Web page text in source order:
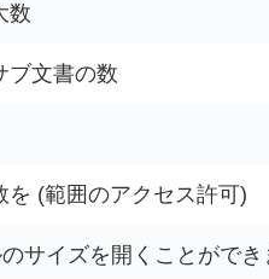
数
ブ文書の数
を (範囲のアクセス許可)
サイズを開くことができ